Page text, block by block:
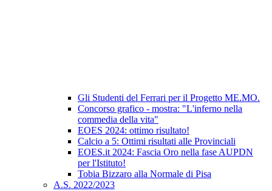
Gli Studenti del Ferrari per il Progetto ME.MO.
Concorso grafico - mostra: "L'inferno nella
commedia della vita"
EOES 2024: ottimo risultato!
Calcio a 5: Ottimi risultati alle Provinciali
EOES.it 2024: Fascia Oro nella fase AUPDN
per l'Istituto!
Tobia Bizzaro alla Normale di Pisa
A.S. 2022/2023